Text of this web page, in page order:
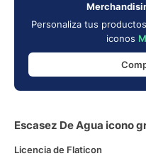
Personaliza tus
iconos
Escasez De Agua icono
Licencia de Flaticon